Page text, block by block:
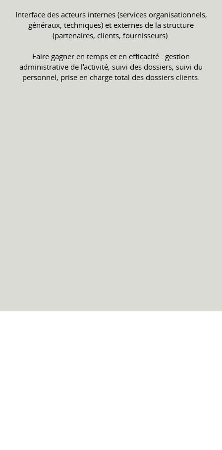
Interface des acteurs internes (services organisationnels,
généraux, techniques) et externes de la structure
(partenaires, clients, fournisseurs).
Faire gagner en temps et en efficacité : gestion
administrative de l'activité, suivi des dossiers, suivi du
personnel, prise en charge total des dossiers clients.